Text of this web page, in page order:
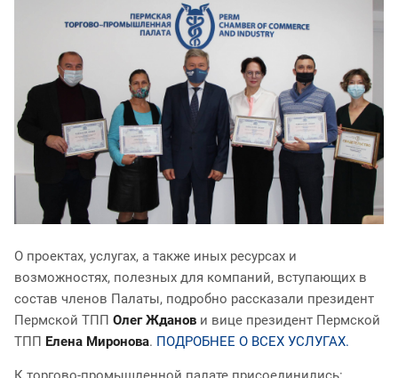
О проектах, услугах, а также иных ресурсах и
возможностях, полезных для компаний, вступающих в
состав членов Палаты, подробно рассказали президент
Пермской ТПП Олег Жданов и вице президент Пермской
ТПП Елена Миронова. ПОДРОБНЕЕ О ВСЕХ УСЛУГАХ.